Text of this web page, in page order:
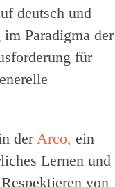
deutsch und
Paradigma der
für
der Arco, ein
Lernen und
von